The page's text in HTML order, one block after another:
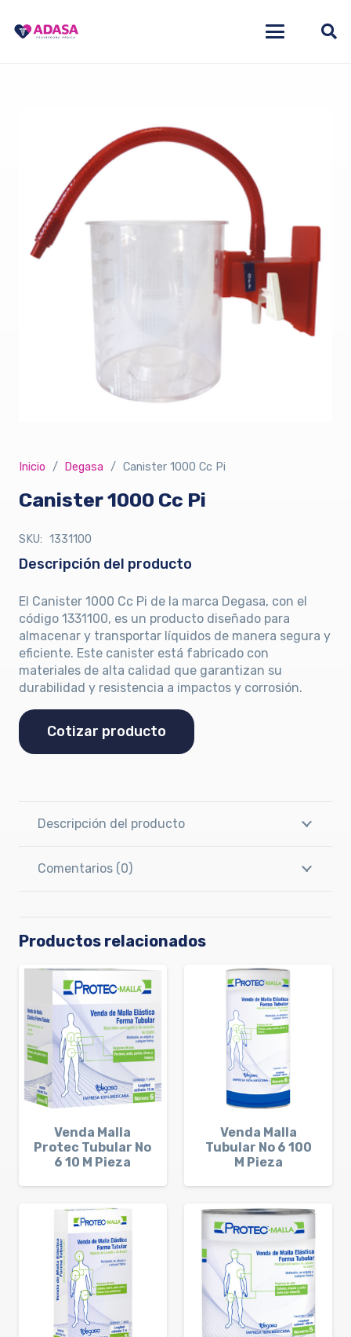
Inicio / Degasa / Canister 1000 Cc Pi
Canister 1000 Cc Pi
SKU: 1331100
Descripción del producto
El Canister 1000 Cc Pi de la marca Degasa, con el
código 1331100, es un producto diseñado para
almacenar y transportar líquidos de manera segura y
eficiente. Este canister está fabricado con
materiales de alta calidad que garantizan su
durabilidad y resistencia a impactos y corrosión.
Cotizar producto
Descripción del producto
Comentarios (0)
Productos relacionados
Venda Malla
Protec Tubular No
6 10 M Pieza
Venda Malla
Tubular No 6 100
M Pieza